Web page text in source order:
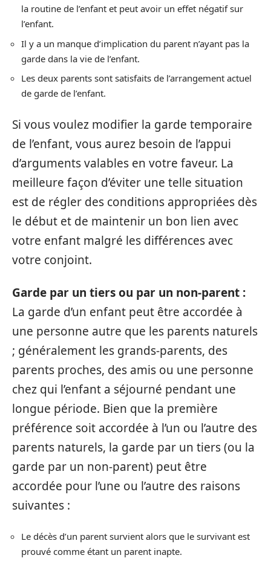
la routine de l’enfant et peut avoir un effet négatif sur
l’enfant.
Il y a un manque d’implication du parent n’ayant pas la
garde dans la vie de l’enfant.
Les deux parents sont satisfaits de l’arrangement actuel
de garde de l’enfant.
Si vous voulez modifier la garde temporaire
de l’enfant, vous aurez besoin de l’appui
d’arguments valables en votre faveur. La
meilleure façon d’éviter une telle situation
est de régler des conditions appropriées dès
le début et de maintenir un bon lien avec
votre enfant malgré les différences avec
votre conjoint.
Garde par un tiers ou par un non-parent :
La garde d’un enfant peut être accordée à
une personne autre que les parents naturels
; généralement les grands-parents, des
parents proches, des amis ou une personne
chez qui l’enfant a séjourné pendant une
longue période. Bien que la première
préférence soit accordée à l’un ou l’autre des
parents naturels, la garde par un tiers (ou la
garde par un non-parent) peut être
accordée pour l’une ou l’autre des raisons
suivantes :
Le décès d’un parent survient alors que le survivant est
prouvé comme étant un parent inapte.